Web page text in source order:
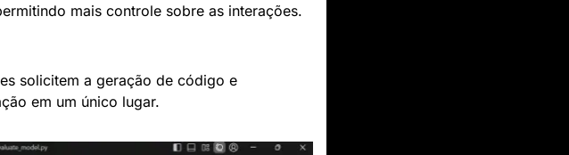
mais controle sobre as interações.
solicitem a geração de código e
em um único lugar.